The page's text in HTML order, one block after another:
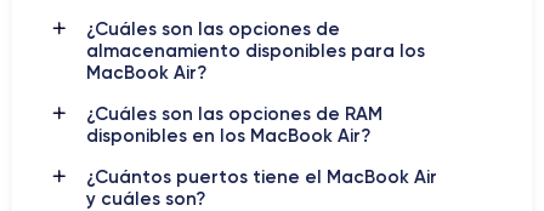
¿Cuáles son las opciones de
almacenamiento disponibles para los
MacBook Air?
¿Cuáles son las opciones de RAM
disponibles en los MacBook Air?
¿Cuántos puertos tiene el MacBook Air
y cuáles son?